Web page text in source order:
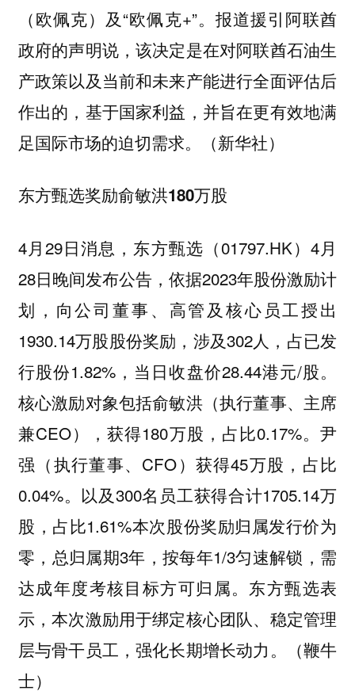
（欧佩克）及“欧佩克+”。报道援引阿联酋
政府的声明说，该决定是在对阿联酋石油生
产政策以及当前和未来产能进行全面评估后
作出的，基于国家利益，并旨在更有效地满
足国际市场的迫切需求。（新华社）
东方甄选奖励俞敏洪180万股
4月29日消息，东方甄选（01797.HK）4月
28日晚间发布公告，依据2023年股份激励计
划，向公司董事、高管及核心员工授出
1930.14万股股份奖励，涉及302人，占已发
行股份1.82%，当日收盘价28.44港元/股。
核心激励对象包括俞敏洪（执行董事、主席
兼CEO），获得180万股，占比0.17%。尹
强（执行董事、CFO）获得45万股，占比
0.04%。以及300名员工获得合计1705.14万
股，占比1.61%本次股份奖励归属发行价为
零，总归属期3年，按每年1/3匀速解锁，需
达成年度考核目标方可归属。东方甄选表
示，本次激励用于绑定核心团队、稳定管理
层与骨干员工，强化长期增长动力。（鞭牛
士）